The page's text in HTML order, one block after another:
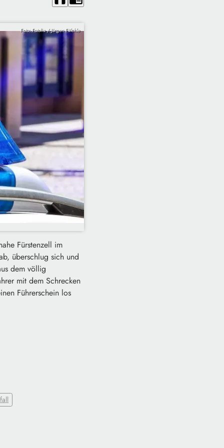
Foto: Fotolia / Jürgen Fälchle
Fürstenzell im
überschlug sich und
dem völlig
mit dem Schrecken
Führerschein los